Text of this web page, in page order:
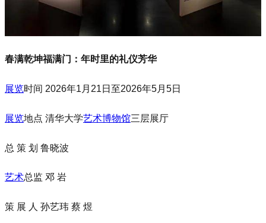
春满乾坤福满门：年时里的礼仪芳华
展览时间 2026年1月21日至2026年5月5日
展览地点 清华大学艺术博物馆三层展厅
总 策 划 鲁晓波
艺术总监 邓 岩
策 展 人 孙艺玮 蔡 煜